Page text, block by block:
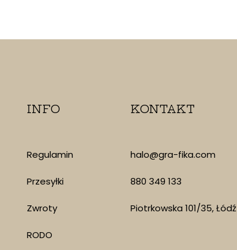
INFO
Regulamin
Przesyłki
Zwroty
RODO
KONTAKT
halo@gra-fika.com
880 349 133
Piotrkowska 101/35, Łódź